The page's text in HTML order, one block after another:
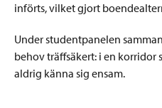
införts, vilket gjort
Under studentpanelen
behov träffsäkert: i en korridor
aldrig känna sig ensam.